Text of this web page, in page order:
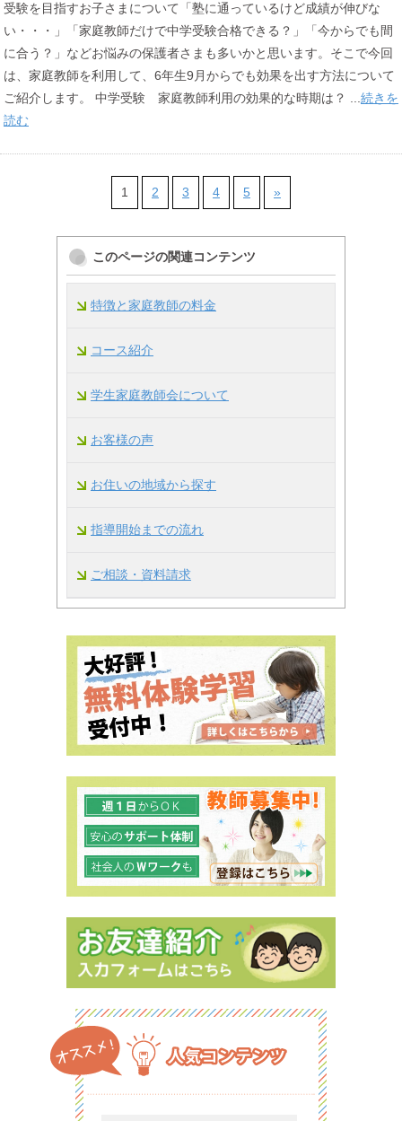
受験を目指すお子さまについて「塾に通っているけど成績が伸びな
い・・・」「家庭教師だけで中学受験合格できる？」「今からでも間
に合う？」などお悩みの保護者さまも多いかと思います。そこで今回
は、家庭教師を利用して、6年生9月からでも効果を出す方法について
ご紹介します。 中学受験 家庭教師利用の効果的な時期は？ ... 続きを
読む
1 2 3 4 5 »
このページの関連コンテンツ
特徴と家庭教師の料金
コース紹介
学生家庭教師会について
お客様の声
お住いの地域から探す
指導開始までの流れ
ご相談・資料請求